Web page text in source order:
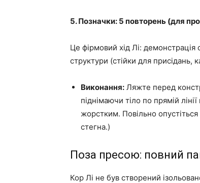
5. Позначки: 5 повторень (для
Це фірмовий хід Лі:
структури (стійки для присідань,
Виконання: Ляжте перед
піднімаючи тіло по прямій
жорстким. Повільно опустіться
стегна.)
Поза пресою: повний
Кор Лі не був створений